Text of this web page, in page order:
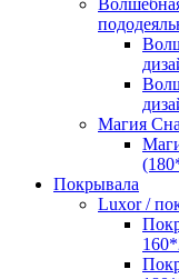
Магия
Покрывала
Luxor /